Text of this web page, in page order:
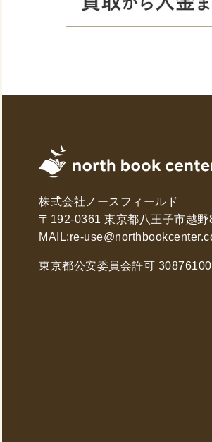
株式会社ノースフィールド
〒192-0361 東京都八王子市越野
MAIL:re-
東京都公安委員会許可